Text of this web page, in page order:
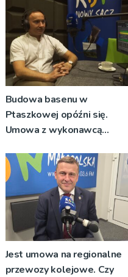
Budowa basenu w
Ptaszkowej opóźni się.
Umowa z wykonawcą
nie zostanie podpisana
Jest umowa na regionalne
przewozy kolejowe. Czy